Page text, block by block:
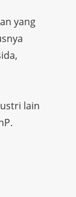
yang
lain